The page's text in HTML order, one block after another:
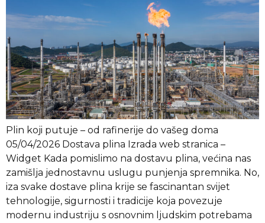
Plin koji putuje – od rafinerije do vašeg doma
05/04/2026 Dostava plina Izrada web stranica –
Widget Kada pomislimo na dostavu plina, većina nas
zamišlja jednostavnu uslugu punjenja spremnika. No,
iza svake dostave plina krije se fascinantan svijet
tehnologije, sigurnosti i tradicije koja povezuje
modernu industriju s osnovnim ljudskim potrebama